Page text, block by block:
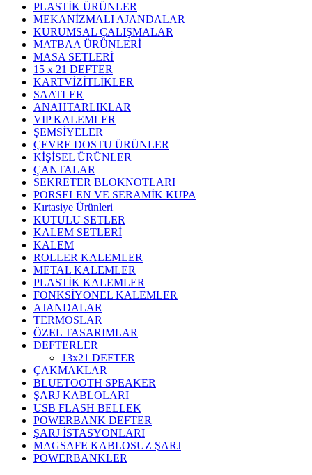
PLASTİK ÜRÜNLER
MEKANİZMALI AJANDALAR
KURUMSAL ÇALIŞMALAR
MATBAA ÜRÜNLERİ
MASA SETLERİ
15 x 21 DEFTER
KARTVİZİTLİKLER
SAATLER
ANAHTARLIKLAR
VIP KALEMLER
ŞEMSİYELER
ÇEVRE DOSTU ÜRÜNLER
KİŞİSEL ÜRÜNLER
ÇANTALAR
SEKRETER BLOKNOTLARI
PORSELEN VE SERAMİK KUPA
Kırtasiye Ürünleri
KUTULU SETLER
KALEM SETLERİ
KALEM
ROLLER KALEMLER
METAL KALEMLER
PLASTİK KALEMLER
FONKSİYONEL KALEMLER
AJANDALAR
TERMOSLAR
ÖZEL TASARIMLAR
DEFTERLER
13x21 DEFTER
ÇAKMAKLAR
BLUETOOTH SPEAKER
ŞARJ KABLOLARI
USB FLASH BELLEK
POWERBANK DEFTER
ŞARJ İSTASYONLARI
MAGSAFE KABLOSUZ ŞARJ
POWERBANKLER